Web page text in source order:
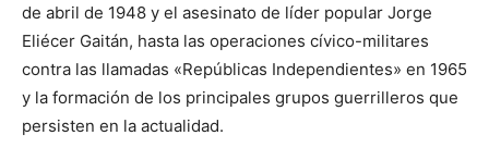
de abril de 1948 y el asesinato de líder popular Jorge
Eliécer Gaitán, hasta las operaciones cívico-militares
contra las llamadas «Repúblicas Independientes» en 1965
y la formación de los principales grupos guerrilleros que
persisten en la actualidad.